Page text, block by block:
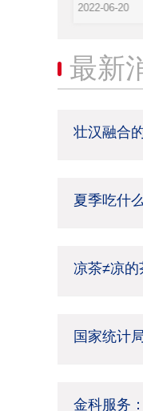
2022-06-20
最新
壮汉融合
夏季吃什
凉茶≠凉
国家统计
金科服务